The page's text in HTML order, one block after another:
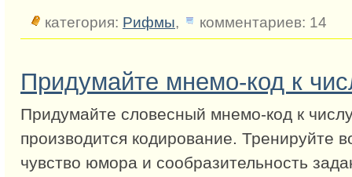
категория: Рифмы, комментариев: 14
Придумайте мнемо-код к
Придумайте словесный мнемо-код к
производится кодирование. Тренируйте
чувство юмора и сообразительность